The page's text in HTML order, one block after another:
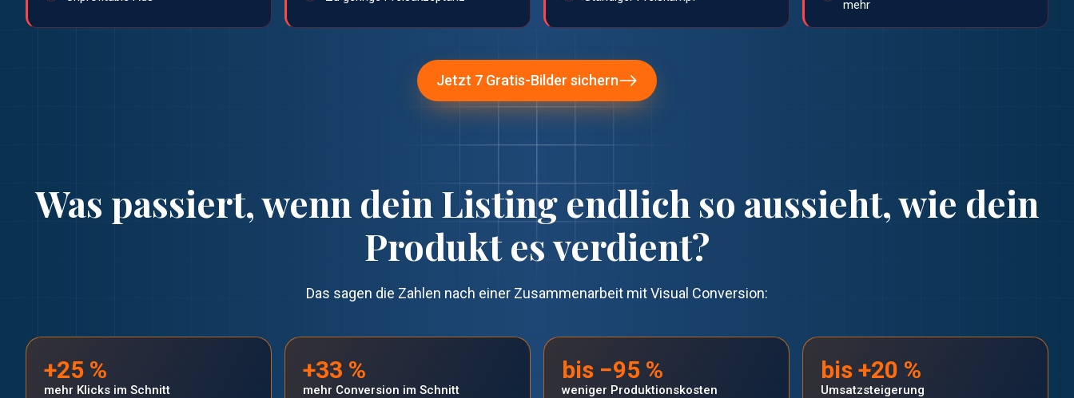
mehr
Jetzt 7 Gratis-Bilder sichern
Was passiert, wenn dein Listing endlich so aussieht, wie dein
Produkt es verdient?
Das sagen die Zahlen nach einer Zusammenarbeit mit Visual Conversion:
+25 %
mehr Klicks im Schnitt
+33 %
mehr Conversion im Schnitt
bis −95 %
weniger Produktionskosten
bis +20 %
Umsatzsteigerung